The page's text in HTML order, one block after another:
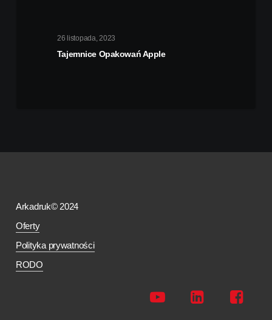
26 listopada, 2023
Tajemnice Opakowań Apple
Arkadruk© 2024
Oferty
Polityka prywatności
RODO